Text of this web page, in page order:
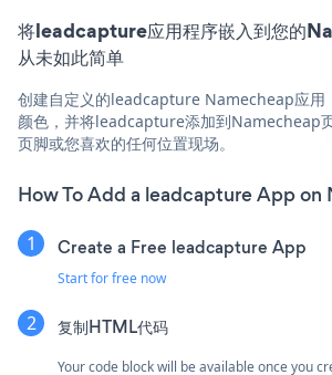
将leadcapture应用程序嵌入到您的
从未如此简单
创建自定义的leadcapture Namecheap应用
颜色，并将leadcapture添加到Namecheap
页脚或您喜欢的任何位置现场。
How To Add a leadcapture App on
Create a Free leadcapture App
Start for free now
复制HTML代码
Your code block will be available once you